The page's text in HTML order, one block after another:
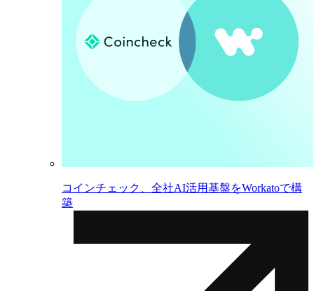
コインチェック、全社AI活用基盤をWorkatoで構
築